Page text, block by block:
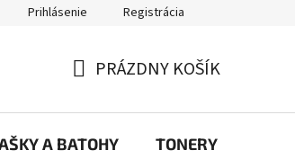
papiernictvo – kvalita, výber a spokojnosť |
Prihlásenie Registrácia
KOŠÍK
PRÁZDNY KOŠÍK
A BATOHY TONERY